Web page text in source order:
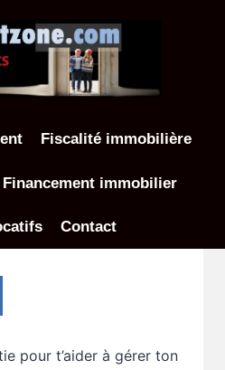
Fiscalité immobilière
Financement immobilier
Contact
pour t’aider à gérer ton